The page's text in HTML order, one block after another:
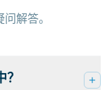
解答。